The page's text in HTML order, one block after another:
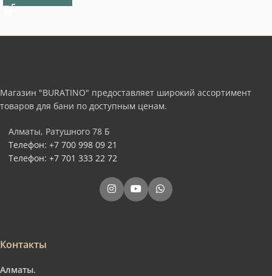
Магазин "BURATINO" предоставляет широкий ассортимент
товаров для бани по доступным ценам.
Алматы, Ратушного 78 Б
Телефон: +7 700 998 09 21
Телефон: +7 701 333 22 72
Контакты
Алматы.